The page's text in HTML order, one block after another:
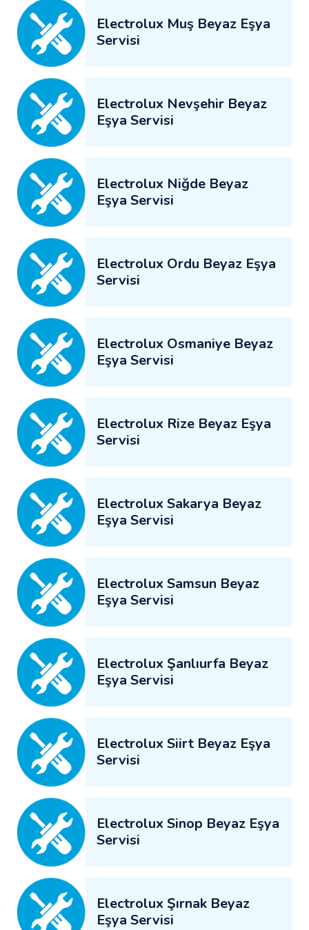
Electrolux Muş Beyaz Eşya
Servisi
Electrolux Nevşehir Beyaz
Eşya Servisi
Electrolux Niğde Beyaz
Eşya Servisi
Electrolux Ordu Beyaz Eşya
Servisi
Electrolux Osmaniye Beyaz
Eşya Servisi
Electrolux Rize Beyaz Eşya
Servisi
Electrolux Sakarya Beyaz
Eşya Servisi
Electrolux Samsun Beyaz
Eşya Servisi
Electrolux Şanlıurfa Beyaz
Eşya Servisi
Electrolux Siirt Beyaz Eşya
Servisi
Electrolux Sinop Beyaz Eşya
Servisi
Electrolux Şırnak Beyaz
Eşya Servisi